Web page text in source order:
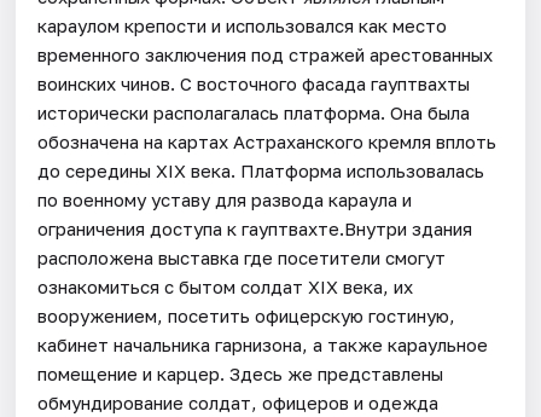
караулом крепости и использовался как место
временного заключения под стражей арестованных
воинских чинов. С восточного фасада гауптвахты
исторически располагалась платформа. Она была
обозначена на картах Астраханского кремля вплоть
до середины XIX века. Платформа использовалась
по военному уставу для развода караула и
ограничения доступа к гауптвахте.Внутри здания
расположена выставка где посетители смогут
ознакомиться с бытом солдат XIX века, их
вооружением, посетить офицерскую гостиную,
кабинет начальника гарнизона, а также караульное
помещение и карцер. Здесь же представлены
обмундирование солдат, офицеров и одежда